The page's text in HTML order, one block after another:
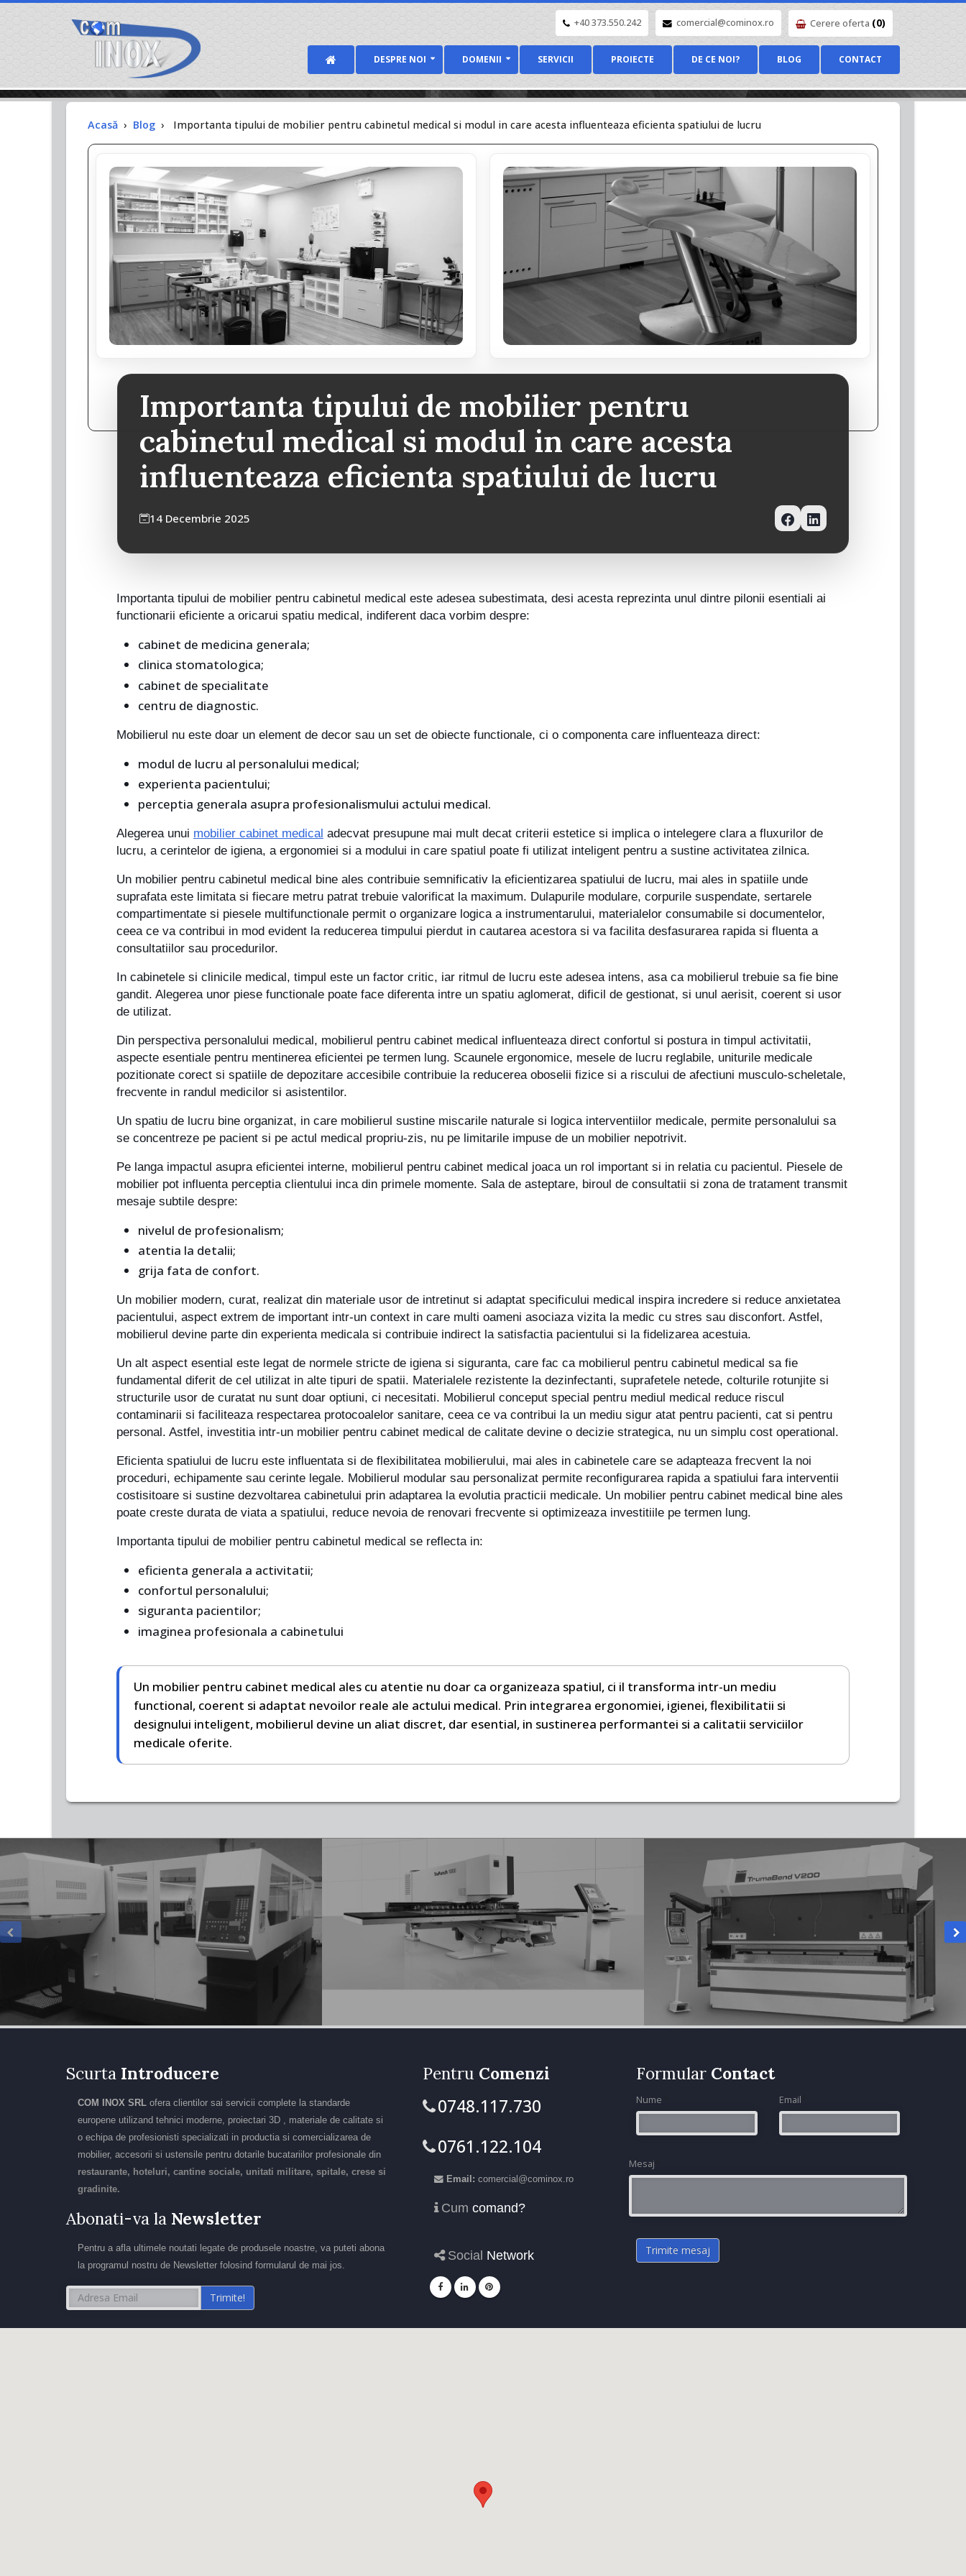
+40 373.550.242 comercial@cominox.ro Cerere oferta (0)
DESPRE NOI DOMENII SERVICII PROIECTE DE CE NOI? BLOG CONTACT
Acasă › Blog › Importanta tipului de mobilier pentru cabinetul medical si modul in care acesta influenteaza eficienta spatiului de lucru
Importanta tipului de mobilier pentru
cabinetul medical si modul in care acesta
influenteaza eficienta spatiului de lucru
14 Decembrie 2025
Importanta tipului de mobilier pentru cabinetul medical este adesea subestimata, desi acesta reprezinta unul dintre pilonii esentiali ai
functionarii eficiente a oricarui spatiu medical, indiferent daca vorbim despre:
cabinet de medicina generala;
clinica stomatologica;
cabinet de specialitate
centru de diagnostic.
Mobilierul nu este doar un element de decor sau un set de obiecte functionale, ci o componenta care influenteaza direct:
modul de lucru al personalului medical;
experienta pacientului;
perceptia generala asupra profesionalismului actului medical.
Alegerea unui mobilier cabinet medical adecvat presupune mai mult decat criterii estetice si implica o intelegere clara a fluxurilor de
lucru, a cerintelor de igiena, a ergonomiei si a modului in care spatiul poate fi utilizat inteligent pentru a sustine activitatea zilnica.
Un mobilier pentru cabinetul medical bine ales contribuie semnificativ la eficientizarea spatiului de lucru, mai ales in spatiile unde
suprafata este limitata si fiecare metru patrat trebuie valorificat la maximum. Dulapurile modulare, corpurile suspendate, sertarele
compartimentate si piesele multifunctionale permit o organizare logica a instrumentarului, materialelor consumabile si documentelor,
ceea ce va contribui in mod evident la reducerea timpului pierdut in cautarea acestora si va facilita desfasurarea rapida si fluenta a
consultatiilor sau procedurilor.
In cabinetele si clinicile medical, timpul este un factor critic, iar ritmul de lucru este adesea intens, asa ca mobilierul trebuie sa fie bine
gandit. Alegerea unor piese functionale poate face diferenta intre un spatiu aglomerat, dificil de gestionat, si unul aerisit, coerent si usor
de utilizat.
Din perspectiva personalului medical, mobilierul pentru cabinet medical influenteaza direct confortul si postura in timpul activitatii,
aspecte esentiale pentru mentinerea eficientei pe termen lung. Scaunele ergonomice, mesele de lucru reglabile, uniturile medicale
pozitionate corect si spatiile de depozitare accesibile contribuie la reducerea oboselii fizice si a riscului de afectiuni musculo-scheletale,
frecvente in randul medicilor si asistentilor.
Un spatiu de lucru bine organizat, in care mobilierul sustine miscarile naturale si logica interventiilor medicale, permite personalului sa
se concentreze pe pacient si pe actul medical propriu-zis, nu pe limitarile impuse de un mobilier nepotrivit.
Pe langa impactul asupra eficientei interne, mobilierul pentru cabinet medical joaca un rol important si in relatia cu pacientul. Piesele de
mobilier pot influenta perceptia clientului inca din primele momente. Sala de asteptare, biroul de consultatii si zona de tratament transmit
mesaje subtile despre:
nivelul de profesionalism;
atentia la detalii;
grija fata de confort.
Un mobilier modern, curat, realizat din materiale usor de intretinut si adaptat specificului medical inspira incredere si reduce anxietatea
pacientului, aspect extrem de important intr-un context in care multi oameni asociaza vizita la medic cu stres sau disconfort. Astfel,
mobilierul devine parte din experienta medicala si contribuie indirect la satisfactia pacientului si la fidelizarea acestuia.
Un alt aspect esential este legat de normele stricte de igiena si siguranta, care fac ca mobilierul pentru cabinetul medical sa fie
fundamental diferit de cel utilizat in alte tipuri de spatii. Materialele rezistente la dezinfectanti, suprafetele netede, colturile rotunjite si
structurile usor de curatat nu sunt doar optiuni, ci necesitati. Mobilierul conceput special pentru mediul medical reduce riscul
contaminarii si faciliteaza respectarea protocoalelor sanitare, ceea ce va contribui la un mediu sigur atat pentru pacienti, cat si pentru
personal. Astfel, investitia intr-un mobilier pentru cabinet medical de calitate devine o decizie strategica, nu un simplu cost operational.
Eficienta spatiului de lucru este influentata si de flexibilitatea mobilierului, mai ales in cabinetele care se adapteaza frecvent la noi
proceduri, echipamente sau cerinte legale. Mobilierul modular sau personalizat permite reconfigurarea rapida a spatiului fara interventii
costisitoare si sustine dezvoltarea cabinetului prin adaptarea la evolutia practicii medicale. Un mobilier pentru cabinet medical bine ales
poate creste durata de viata a spatiului, reduce nevoia de renovari frecvente si optimizeaza investitiile pe termen lung.
Importanta tipului de mobilier pentru cabinetul medical se reflecta in:
eficienta generala a activitatii;
confortul personalului;
siguranta pacientilor;
imaginea profesionala a cabinetului
Un mobilier pentru cabinet medical ales cu atentie nu doar ca organizeaza spatiul, ci il transforma intr-un mediu
functional, coerent si adaptat nevoilor reale ale actului medical. Prin integrarea ergonomiei, igienei, flexibilitatii si
designului inteligent, mobilierul devine un aliat discret, dar esential, in sustinerea performantei si a calitatii serviciilor
medicale oferite.
Scurta Introducere
COM INOX SRL ofera clientilor sai servicii complete la standarde
europene utilizand tehnici moderne, proiectari 3D , materiale de calitate si
o echipa de profesionisti specializati in productia si comercializarea de
mobilier, accesorii si ustensile pentru dotarile bucatariilor profesionale din
restaurante, hoteluri, cantine sociale, unitati militare, spitale, crese si
gradinite.
Abonati-va la Newsletter
Pentru a afla ultimele noutati legate de produsele noastre, va puteti abona
la programul nostru de Newsletter folosind formularul de mai jos.
Trimite!
Pentru Comenzi
0748.117.730
0761.122.104
Email: comercial@cominox.ro
Cum comand?
Social Network
Formular Contact
Nume Email
Mesaj